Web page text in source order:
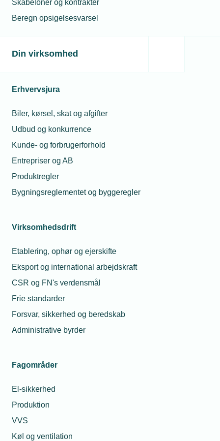
Skabeloner og kontrakter
Beregn opsigelsesvarsel
Din virksomhed
Erhvervsjura
Biler, kørsel, skat og afgifter
Udbud og konkurrence
Kunde- og forbrugerforhold
Entrepriser og AB
Produktregler
Bygningsreglementet og byggeregler
Virksomhedsdrift
Etablering, ophør og ejerskifte
Eksport og international arbejdskraft
CSR og FN's verdensmål
Frie standarder
Forsvar, sikkerhed og beredskab
Administrative byrder
Fagområder
El-sikkerhed
Produktion
VVS
Køl og ventilation